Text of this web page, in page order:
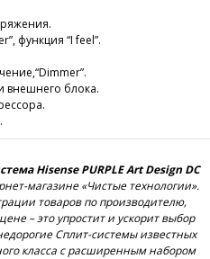
функция “I feel”.
внешнего блока.
PURPLE Art Design DC
магазине «Чистые технологии».
товаров по производителю,
– это упростит и ускорит выбор
Сплит-системы известных
класса с расширенным набором